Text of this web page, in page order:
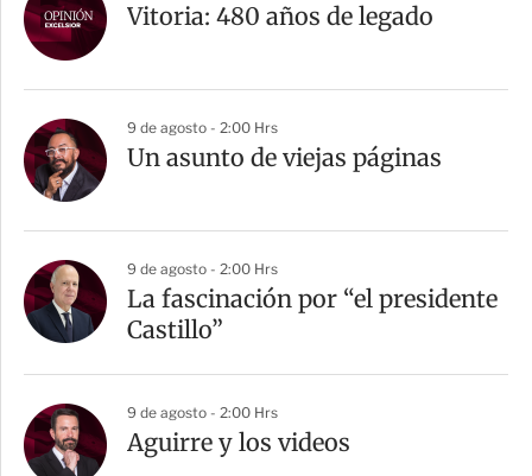
Vitoria: 480 años de legado
9 de agosto - 2:00 Hrs
Un asunto de viejas páginas
9 de agosto - 2:00 Hrs
La fascinación por “el presidente
Castillo”
9 de agosto - 2:00 Hrs
Aguirre y los videos